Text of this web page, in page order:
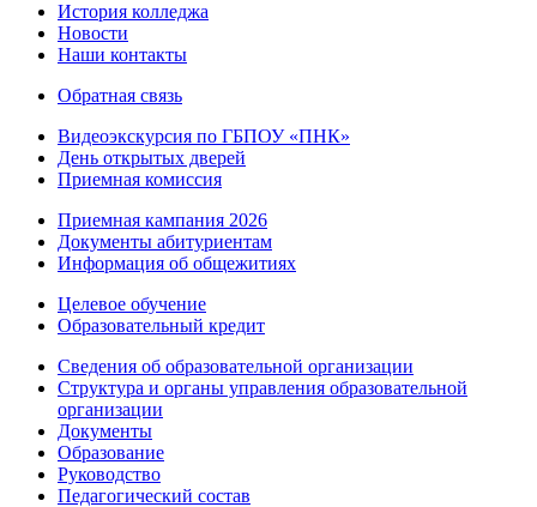
История колледжа
Новости
Наши контакты
Обратная связь
Видеоэкскурсия по ГБПОУ «ПНК»
День открытых дверей
Приемная комиссия
Приемная кампания 2026
Дoкументы абитуриентам
Информация об общежитиях
Целевое обучение
Образовательный кредит
Сведения об образовательной организации
Структура и органы управления образовательной
организации
Документы
Образование
Руководство
Педагогический состав